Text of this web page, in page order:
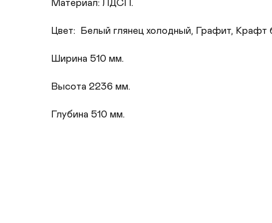
Материал: ЛДСП.
Цвет:  Белый глянец холодный, Графит,
Ширина 510 мм.
Высота 2236 мм.
Глубина 510 мм.